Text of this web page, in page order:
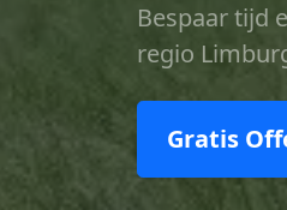
Bespaar tijd
regio
Gratis